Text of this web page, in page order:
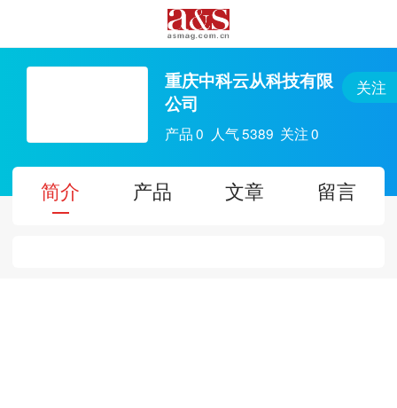
重庆中科云从科技有限
公司
产品0 人气5389 关注0
关注
简介 产品 文章 留言